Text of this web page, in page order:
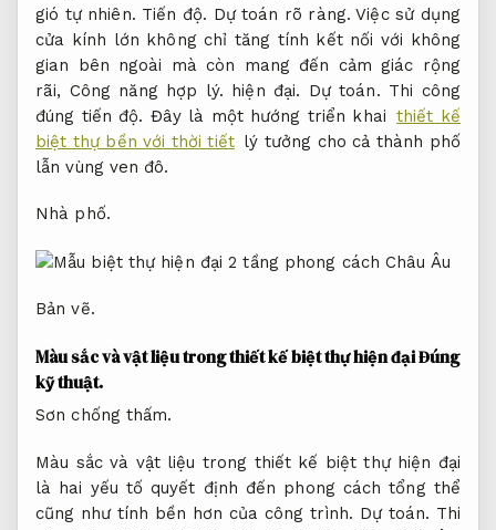
gió tự nhiên. Tiến độ. Dự toán rõ ràng. Việc sử dụng
cửa kính lớn không chỉ tăng tính kết nối với không
gian bên ngoài mà còn mang đến cảm giác rộng
rãi, Công năng hợp lý. hiện đại. Dự toán. Thi công
đúng tiến độ. Đây là một hướng triển khai thiết kế
biệt thự bền với thời tiết lý tưởng cho cả thành phố
lẫn vùng ven đô.
Nhà phố.
Bản vẽ.
Màu sắc và vật liệu trong thiết kế biệt thự hiện đạiĐúng
kỹ thuật.
Sơn chống thấm.
Màu sắc và vật liệu trong thiết kế biệt thự hiện đại
là hai yếu tố quyết định đến phong cách tổng thể
cũng như tính bền hơn của công trình. Dự toán. Thi